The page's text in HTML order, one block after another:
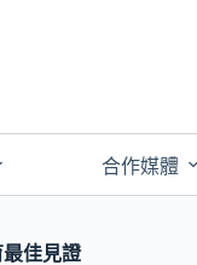
合作媒體
佳見證